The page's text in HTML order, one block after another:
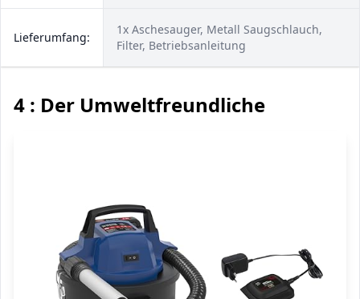
Lieferumfang:
1x Aschesauger, Metall Saugschlauch,
Filter, Betriebsanleitung
4 : Der Umweltfreundliche